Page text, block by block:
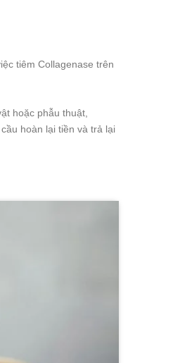
tiêm Collagenase trên
hoặc phẫu thuật,
hoàn lại tiền và trả lại